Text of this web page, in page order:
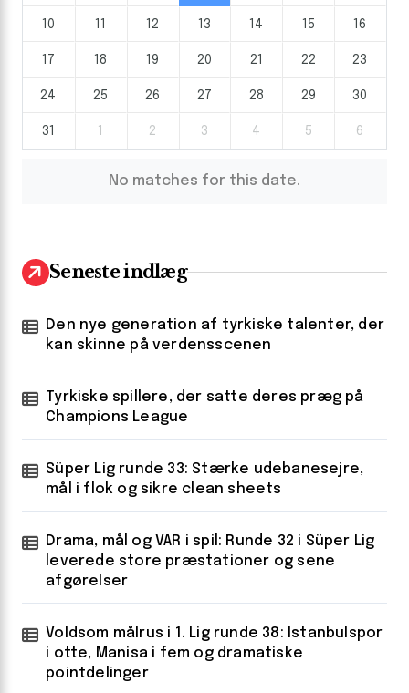
10 11 12 13 14 15 16
17 18 19 20 21 22 23
24 25 26 27 28 29 30
31 1 2 3 4 5 6
No matches for this date.
Seneste indlæg
Den nye generation af tyrkiske talenter, der
kan skinne på verdensscenen
Tyrkiske spillere, der satte deres præg på
Champions League
Süper Lig runde 33: Stærke udebanesejre,
mål i flok og sikre clean sheets
Drama, mål og VAR i spil: Runde 32 i Süper Lig
leverede store præstationer og sene
afgørelser
Voldsom målrus i 1. Lig runde 38: Istanbulspor
i otte, Manisa i fem og dramatiske
pointdelinger